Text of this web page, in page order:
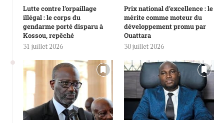
Lutte contre l’orpaillage
illégal : le corps du
gendarme porté disparu à
Kossou, repêché
31 juillet 2026
Prix national d’excellence : le
mérite comme moteur du
développement promu par
Ouattara
30 juillet 2026